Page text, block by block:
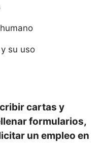
su uso
cartas y
formularios,
un empleo en